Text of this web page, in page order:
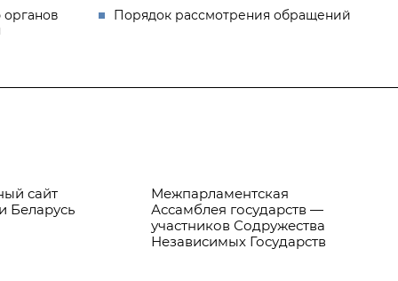
Порядок рассмотрения обращений
сайт
Беларусь
Межпарламентская
Ассамблея государств —
участников Содружества
Независимых Государств